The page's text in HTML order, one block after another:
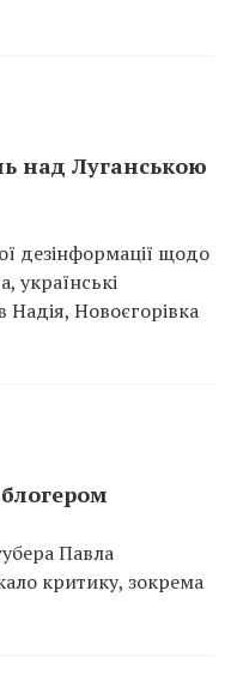
над Луганською
дезінформації щодо
українські
Новоєгорівка
Павла
критику, зокрема